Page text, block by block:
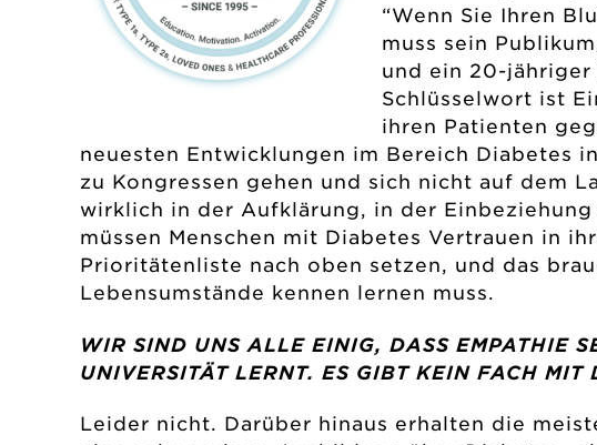
“Wenn Sie Ihren
muss sein
und ein 20-jähriger
Schlüsselwort ist
ihren Patienten
neuesten Entwicklungen im Bereich Diabetes
zu Kongressen gehen und sich nicht auf dem
wirklich in der Aufklärung, in der
müssen Menschen mit Diabetes Vertrauen in
Prioritätenliste nach oben setzen, und das
Lebensumstände kennen lernen muss.
WIR SIND UNS ALLE EINIG, DASS EMPATHIE
UNIVERSITÄT LERNT. ES GIBT KEIN FACH
Leider nicht. Darüber hinaus erhalten die